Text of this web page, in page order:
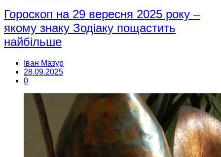
Гороскоп на 29 вересня 2025 року –
якому знаку Зодіаку пощастить
найбільше
Іван Мазур
28.09.2025
0